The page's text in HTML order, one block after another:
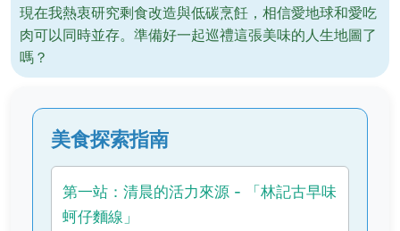
現在我熱衷研究剩食改造與低碳烹飪，相信愛地球和愛吃
肉可以同時並存。準備好一起巡禮這張美味的人生地圖了
嗎？
美食探索指南
第一站：清晨的活力來源 - 「林記古早味
蚵仔麵線」